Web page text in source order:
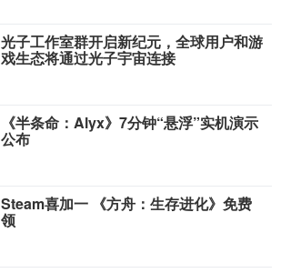
光子工作室群开启新纪元，全球用户和游
戏生态将通过光子宇宙连接
《半条命：Alyx》7分钟“悬浮”实机演示
公布
Steam喜加一 《方舟：生存进化》免费
领